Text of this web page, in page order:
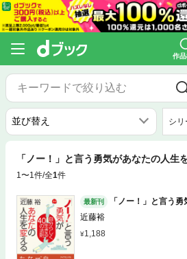
作
シリ
「ノー！」と言う勇気があなたの人生
1〜1件/全1件
最新刊
「ノー！」と言う
近藤裕
1,188